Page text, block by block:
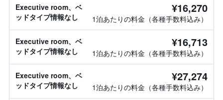
Executive room、ベ
ッドタイプ情報なし
¥16,270
1泊あたりの料金（各種手数料込み）
Executive room、ベ
ッドタイプ情報なし
¥16,713
1泊あたりの料金（各種手数料込み）
Executive room、ベ
ッドタイプ情報なし
¥27,274
1泊あたりの料金（各種手数料込み）